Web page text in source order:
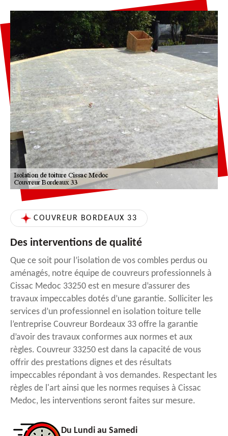
COUVREUR BORDEAUX 33
Des interventions de qualité
Que ce soit pour l’isolation de vos combles perdus ou
aménagés, notre équipe de couvreurs professionnels à
Cissac Medoc 33250 est en mesure d’assurer des
travaux impeccables dotés d’une garantie. Solliciter les
services d’un professionnel en isolation toiture telle
l’entreprise Couvreur Bordeaux 33 offre la garantie
d’avoir des travaux conformes aux normes et aux
règles. Couvreur 33250 est dans la capacité de vous
offrir des prestations dignes et des résultats
impeccables répondant à vos demandes. Respectant les
règles de l'art ainsi que les normes requises à Cissac
Medoc, les interventions seront faites sur mesure.
Du Lundi au Samedi